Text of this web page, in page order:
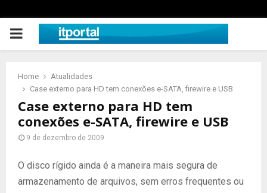
PRIMARY
Home
Atualidades
Case externo para HD tem conexões e-SATA, firewire e USB
Case externo para HD tem
conexões e-SATA, firewire e USB
9 de dezembro de 2009
O disco rígido ainda é a maneira mais segura de
armazenamento de arquivos, sem erros frequentes ou